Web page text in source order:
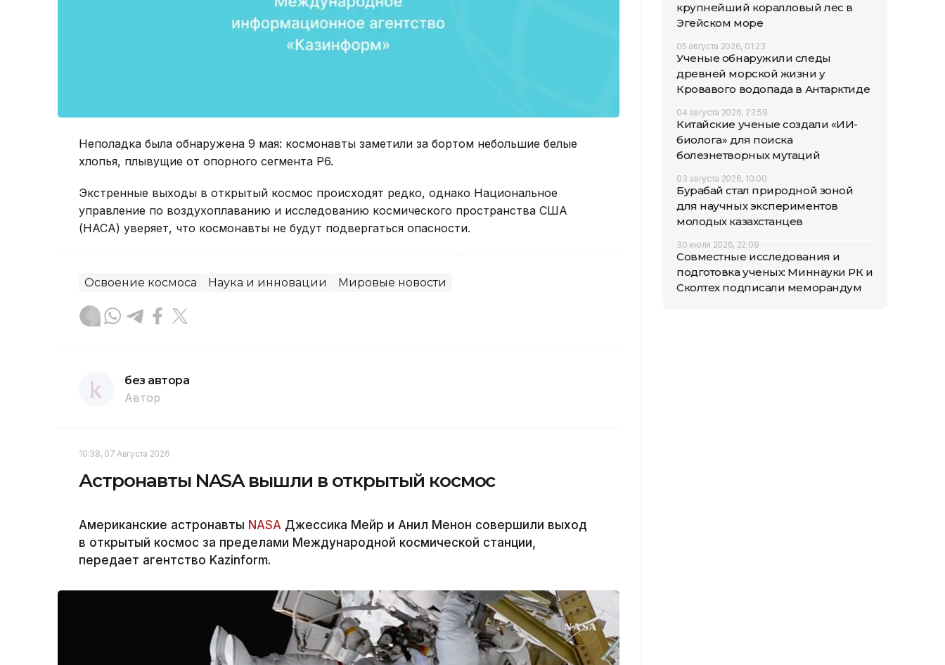
Неполадка была обнаружена 9 мая: космонавты заметили за бортом небольшие белые
хлопья, плывущие от опорного сегмента Р6.
Экстренные выходы в открытый космос происходят редко, однако Национальное
управление по воздухоплаванию и исследованию космического пространства США
(НАСА) уверяет, что космонавты не будут подвергаться опасности.
Освоение космоса Наука и инновации Мировые новости
без автора
Автор
10:38, 07 Августа 2026
Астронавты NASA вышли в открытый космос
Американские астронавты NASA Джессика Мейр и Анил Менон совершили выход
в открытый космос за пределами Международной космической станции,
передает агентство Kazinform.
крупнейший коралловый лес в
Эгейском море
05 августа 2026, 01:23
Ученые обнаружили следы
древней морской жизни у
Кровавого водопада в Антарктиде
04 августа 2026, 23:59
Китайские ученые создали «ИИ-
биолога» для поиска
болезнетворных мутаций
03 августа 2026, 10:00
Бурабай стал природной зоной
для научных экспериментов
молодых казахстанцев
30 июля 2026, 22:09
Совместные исследования и
подготовка ученых: Миннауки РК и
Сколтех подписали меморандум